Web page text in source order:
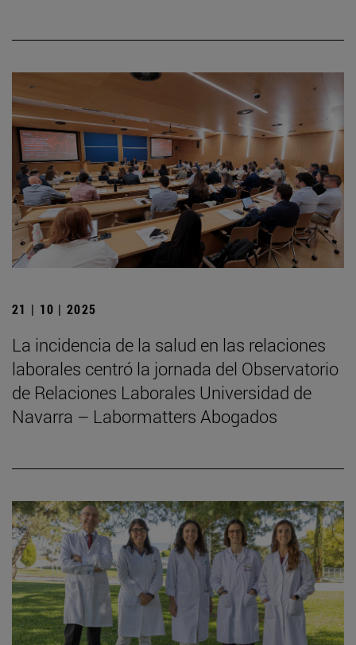
21 | 10 | 2025
La incidencia de la salud en las relaciones
laborales centró la jornada del Observatorio
de Relaciones Laborales Universidad de
Navarra – Labormatters Abogados